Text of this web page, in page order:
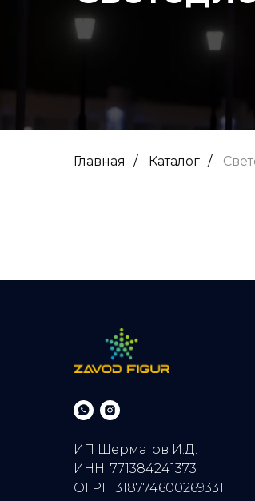
Главная / Каталог /
ИП Шерматов И.Д.
ИНН: 771384241373
ОГРН 318774600269331